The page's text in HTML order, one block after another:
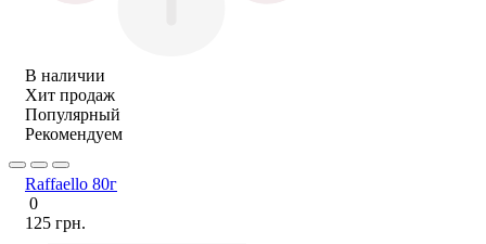
В наличии
Хит продаж
Популярный
Рекомендуем
Raffaello 80г
0
125 грн.